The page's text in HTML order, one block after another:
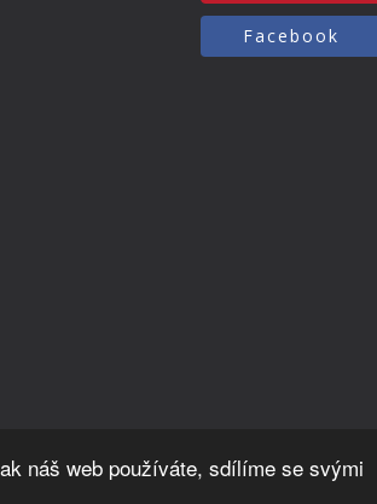
náš web používáte, sdílíme se svými
Facebook